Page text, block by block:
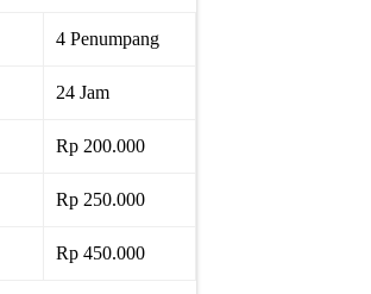
4 Penumpang
24 Jam
Rp 200.000
Rp 250.000
Rp 450.000